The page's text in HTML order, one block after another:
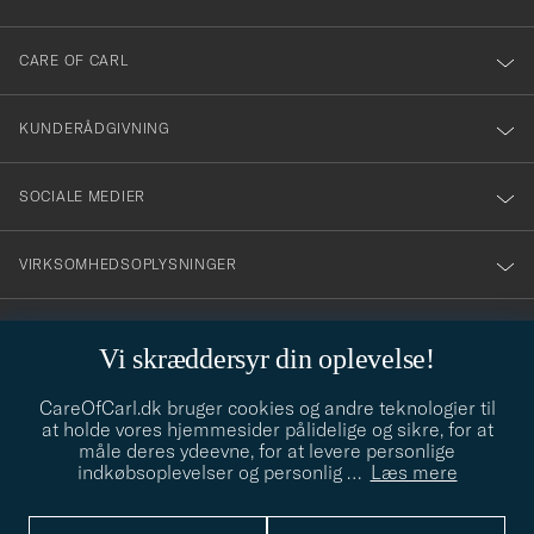
Vi skræddersyr din oplevelse!
CareOfCarl.dk bruger cookies og andre teknologier til
at holde vores hjemmesider pålidelige og sikre, for at
måle deres ydeevne, for at levere personlige
indkøbsoplevelser og personlig … Læs mere
dig
till
vårt
nyhetsbrev!
CARE OF CARL
KUNDERÅDGIVNING
SOCIALE MEDIER
VIRKSOMHEDSOPLYSNINGER
info@careofcarl.dk
Behøver du hjælp til at finde din stil? Lad os hjælpe dig, vi hjælper
gerne til!
STILRÅD